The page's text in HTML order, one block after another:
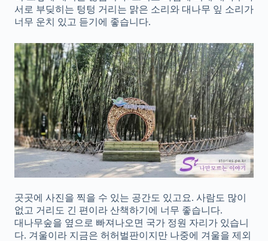
서로 부딪히는 텅텅 거리는 맑은 소리와 대나무 잎 소리가
너무 운치 있고 듣기에 좋습니다.
곳곳에 사진을 찍을 수 있는 공간도 있고요. 사람도 많이
없고 거리도 긴 편이라 산책하기에 너무 좋습니다.
대나무숲을 옆으로 빠져나오면 국가 정원 자리가 있습니
다. 겨울이라 지금은 허허벌판이지만 나중에 겨울을 제외